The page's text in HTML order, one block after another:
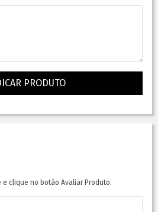
PRODUTO
e clique no botão Avaliar Produto.